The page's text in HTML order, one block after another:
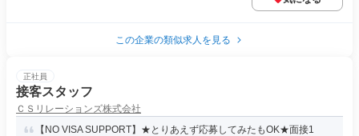
この企業の類似求人を見る
正社員
接客スタッフ
ＣＳリレーションズ株式会社
【NO VISA SUPPORT】★とりあえず応募してみたもOK★面接1